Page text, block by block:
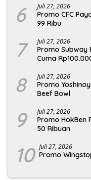
6 Juli 27, 2026
Promo CFC
99 Ribu
7 Juli 27, 2026
Promo Subway
Cuma
8 Juli 27, 2026
Promo
Beef Bowl
9 Juli 27, 2026
Promo HokBen
50 Ribuan
10 Juli 27, 2026
Promo